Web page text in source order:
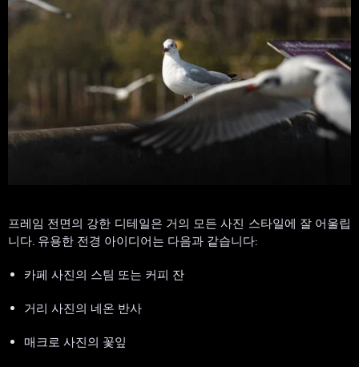
프레임 전면의 강한 디테일은 거의 모든 사진 스타일에 잘 어울립
니다. 유용한 전경 아이디어는 다음과 같습니다:
카페 사진의 스팀 또는 커피 잔
거리 사진의 네온 반사
매크로 사진의 꽃잎